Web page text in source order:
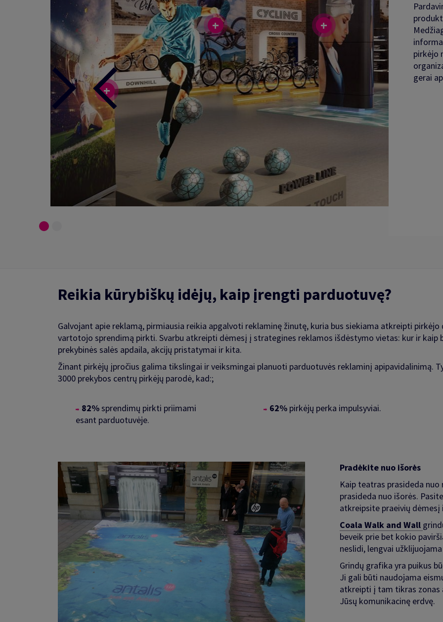
pirkėjo
gerai
Previous
Next
Reikia kūrybiškų idėjų, kaip įrengti parduotuvę?
Galvojant apie reklamą, pirmiausia reikia apgalvoti reklaminę žinutę, kuria bus siekiama atkreipti
vartotojo sprendimą pirkti. Svarbu atkreipti dėmesį į strategines reklamos išdėstymo vietas: kur ir kaip
prekybinės salės apdaila, akcijų pristatymai ir kita.
Žinant pirkėjų įpročius galima tikslingai ir veiksmingai planuoti parduotuvės reklaminį apipavidalinimą.
3000 prekybos centrų pirkėjų parodė, kad:;
82%sprendimų pirkti priimami
esant parduotuvėje.
62% pirkėjų perka impulsyviai.
Pradėkite nuo išorės
Kaip teatras prasideda
prasideda nuo išorės.
atkreipsite praeivių dėmesį
Coala Walk and Wall
beveik prie bet kokio
neslidi, lengvai
Grindų grafika yra puikus
Ji gali būti naudojama
atkreipti į tam tikras zonas
Jūsų komunikacinę erdvę.